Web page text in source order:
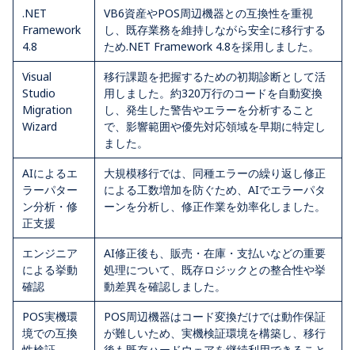
.NET
Framework
4.8
VB6資産やPOS周辺機器との互換性を重視
し、既存業務を維持しながら安全に移行する
ため.NET Framework 4.8を採用しました。
Visual
Studio
Migration
Wizard
移行課題を把握するための初期診断として活
用しました。約320万行のコードを自動変換
し、発生した警告やエラーを分析すること
で、影響範囲や優先対応領域を早期に特定し
ました。
AIによるエ
ラーパター
ン分析・修
正支援
大規模移行では、同種エラーの繰り返し修正
による工数増加を防ぐため、AIでエラーパタ
ーンを分析し、修正作業を効率化しました。
エンジニア
による挙動
確認
AI修正後も、販売・在庫・支払いなどの重要
処理について、既存ロジックとの整合性や挙
動差異を確認しました。
POS実機環
境での互換
POS周辺機器はコード変換だけでは動作保証
が難しいため、実機検証環境を構築し、移行